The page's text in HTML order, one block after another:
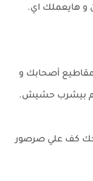
و هايعملك اي.
أصحابك و
بيشرب حشيش.
كف علي صرصور